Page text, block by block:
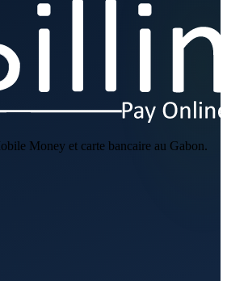
Money et carte bancaire au Gabon.